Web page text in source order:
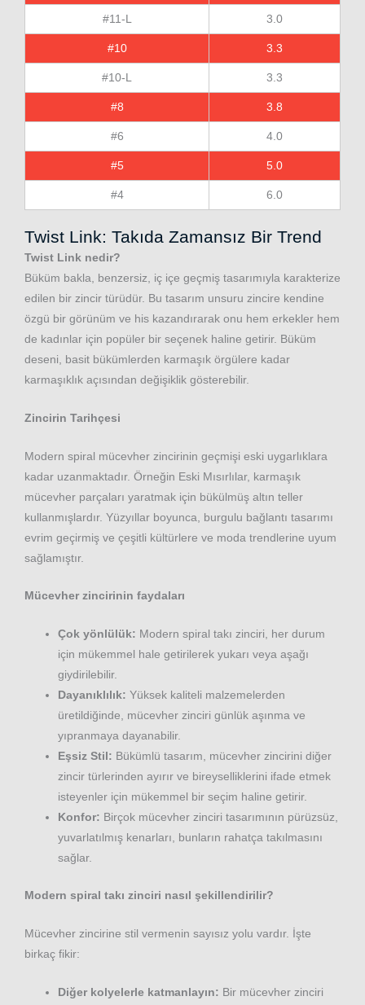
#11-L 3.0
#10 3.3
#10-L 3.3
#8 3.8
#6 4.0
#5 5.0
#4 6.0
Twist Link: Takıda Zamansız Bir Trend
Twist Link nedir?
Büküm bakla, benzersiz, iç içe geçmiş tasarımıyla karakterize
edilen bir zincir türüdür. Bu tasarım unsuru zincire kendine
özgü bir görünüm ve his kazandırarak onu hem erkekler hem
de kadınlar için popüler bir seçenek haline getirir. Büküm
deseni, basit bükümlerden karmaşık örgülere kadar
karmaşıklık açısından değişiklik gösterebilir.
Zincirin Tarihçesi
Modern spiral mücevher zincirinin geçmişi eski uygarlıklara
kadar uzanmaktadır. Örneğin Eski Mısırlılar, karmaşık
mücevher parçaları yaratmak için bükülmüş altın teller
kullanmışlardır. Yüzyıllar boyunca, burgulu bağlantı tasarımı
evrim geçirmiş ve çeşitli kültürlere ve moda trendlerine uyum
sağlamıştır.
Mücevher zincirinin faydaları
Çok yönlülük: Modern spiral takı zinciri, her durum
için mükemmel hale getirilerek yukarı veya aşağı
giydirilebilir.
Dayanıklılık: Yüksek kaliteli malzemelerden
üretildiğinde, mücevher zinciri günlük aşınma ve
yıpranmaya dayanabilir.
Eşsiz Stil: Bükümlü tasarım, mücevher zincirini diğer
zincir türlerinden ayırır ve bireyselliklerini ifade etmek
isteyenler için mükemmel bir seçim haline getirir.
Konfor: Birçok mücevher zinciri tasarımının pürüzsüz,
yuvarlatılmış kenarları, bunların rahatça takılmasını
sağlar.
Modern spiral takı zinciri nasıl şekillendirilir?
Mücevher zincirine stil vermenin sayısız yolu vardır. İşte
birkaç fikir:
Diğer kolyelerle katmanlayın: Bir mücevher zinciri